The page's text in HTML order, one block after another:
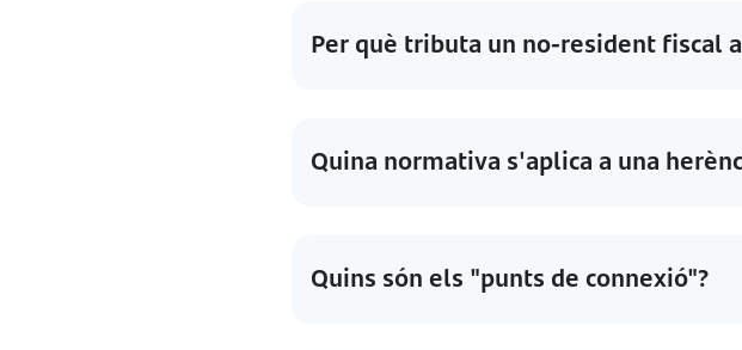
Per què tributa un no-resident fiscal a
Quina normativa s'aplica a una
Quins són els "punts de connexió"?